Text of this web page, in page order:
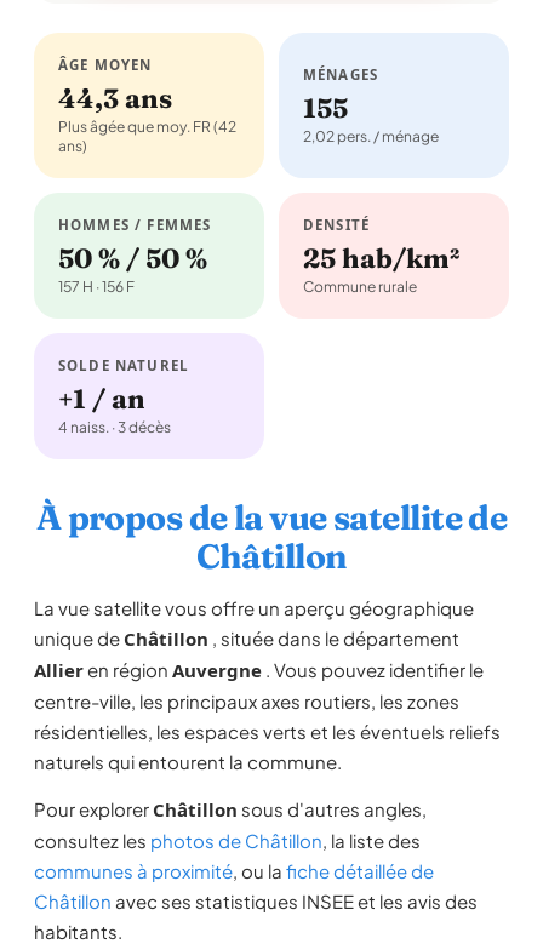
ÂGE MOYEN
44,3 ans
Plus âgée que moy. FR (42
ans)
MÉNAGES
155
2,02 pers. / ménage
HOMMES / FEMMES
50 % / 50 %
157 H · 156 F
DENSITÉ
25 hab/km²
Commune rurale
SOLDE NATUREL
+1 / an
4 naiss. · 3 décès
À propos de la vue satellite de
Châtillon
La vue satellite vous offre un aperçu géographique
unique de Châtillon , située dans le département
Allieren région Auvergne . Vous pouvez identifier le
centre-ville, les principaux axes routiers, les zones
résidentielles, les espaces verts et les éventuels reliefs
naturels qui entourent la commune.
Pour explorer Châtillon sous d'autres angles,
consultez les photos de Châtillon, la liste des
communes à proximité, ou la fiche détaillée de
Châtillon avec ses statistiques INSEE et les avis des
habitants.